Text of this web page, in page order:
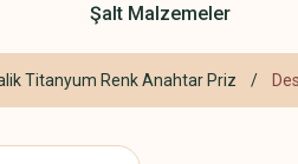
Şalt Malzemeler
Titanyum Renk Anahtar Priz